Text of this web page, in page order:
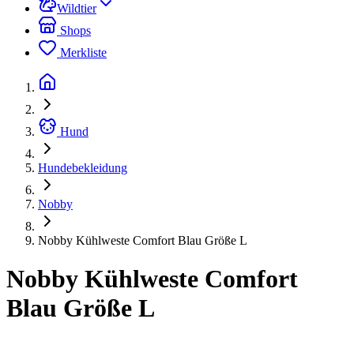
Wildtier
Shops
Merkliste
Hund
Hundebekleidung
Nobby
Nobby Kühlweste Comfort Blau Größe L
Nobby Kühlweste Comfort
Blau Größe L